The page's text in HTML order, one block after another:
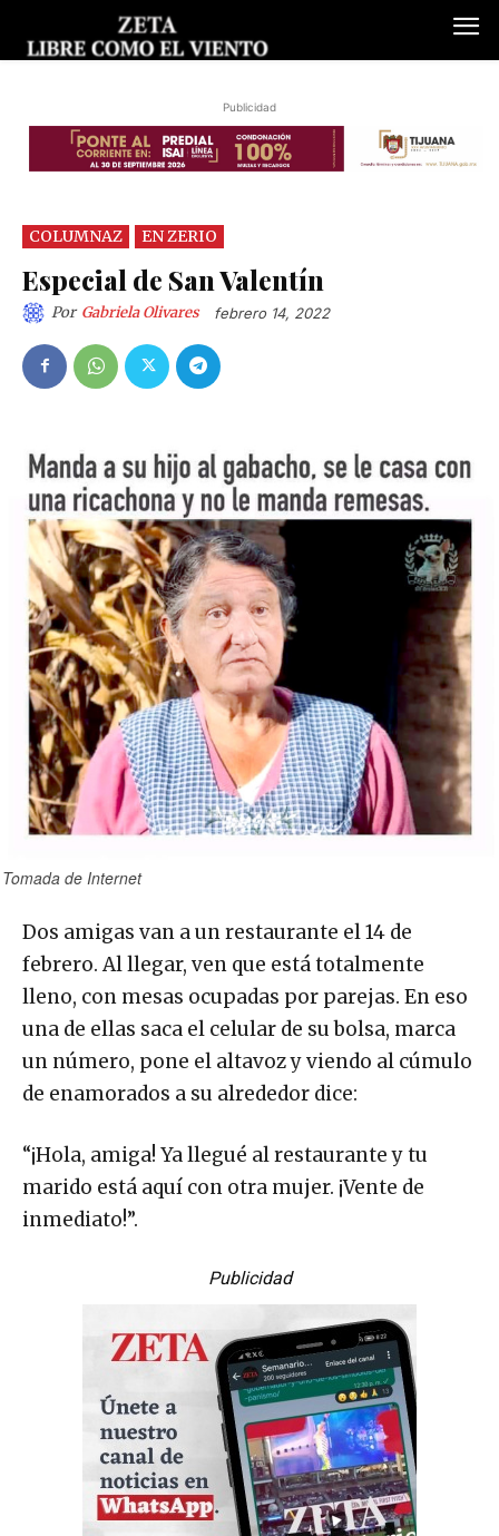
Publicidad
COLUMNAZ EN ZERIO
Especial de San Valentín
Por Gabriela Olivares febrero 14, 2022
Tomada de Internet
Dos amigas van a un restaurante el 14 de
febrero. Al llegar, ven que está totalmente
lleno, con mesas ocupadas por parejas. En eso
una de ellas saca el celular de su bolsa, marca
un número, pone el altavoz y viendo al cúmulo
de enamorados a su alrededor dice:
“¡Hola, amiga! Ya llegué al restaurante y tu
marido está aquí con otra mujer. ¡Vente de
inmediato!”.
Publicidad